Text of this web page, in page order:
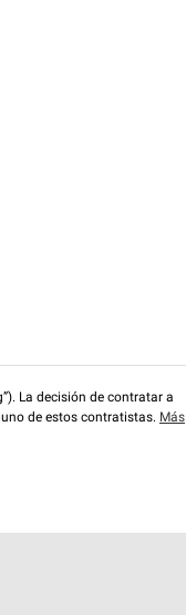
La decisión de contratar a
de estos contratistas. Más